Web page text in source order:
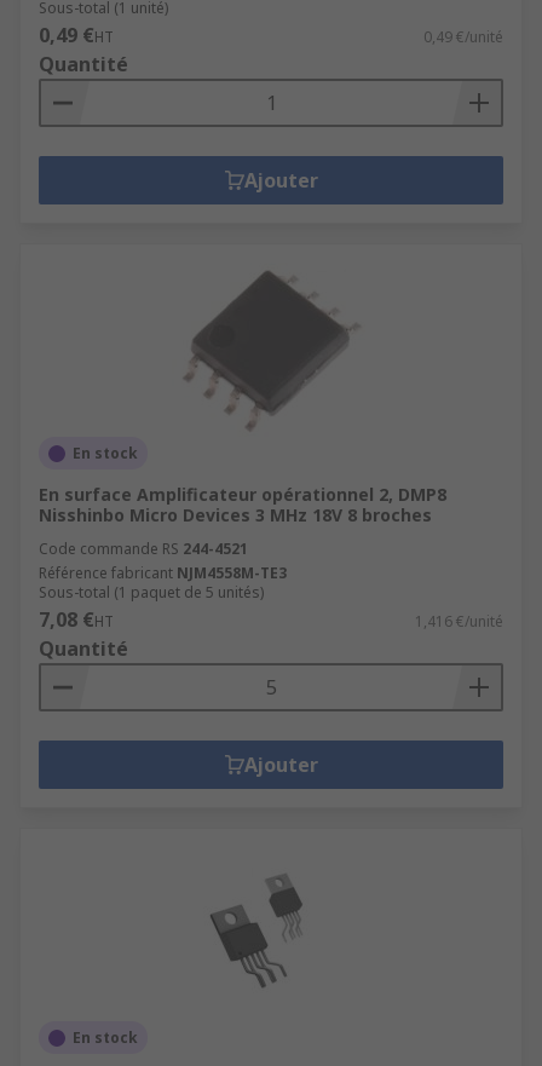
Sous-total (1 unité)
0,49 €HT 0,49 €/unité
Quantité
Ajouter
En stock
En surface Amplificateur opérationnel 2, DMP8
Nisshinbo Micro Devices 3 MHz 18V 8 broches
Code commande RS 244-4521
Référence fabricant NJM4558M-TE3
Sous-total (1 paquet de 5 unités)
7,08 €HT 1,416 €/unité
Quantité
Ajouter
En stock